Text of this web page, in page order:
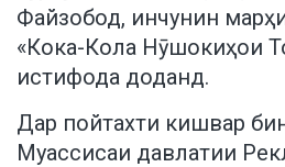
Файзобод, инчунин
«Кока-Кола Нӯшокиҳои
истифода доданд.
Дар пойтахти кишвар
Муассисаи давлатии